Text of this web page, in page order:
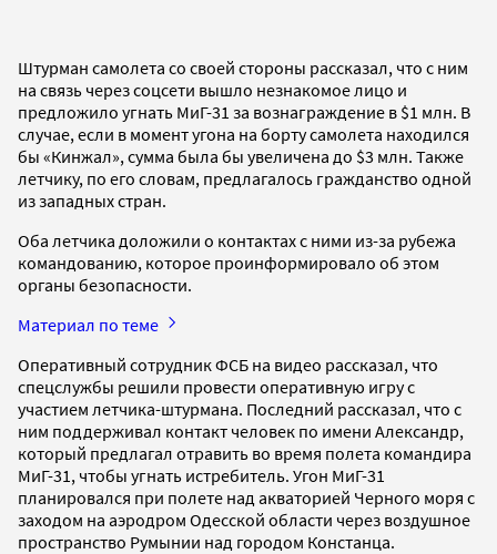
Штурман самолета со своей стороны рассказал, что с ним
на связь через соцсети вышло незнакомое лицо и
предложило угнать МиГ-31 за вознаграждение в $1 млн. В
случае, если в момент угона на борту самолета находился
бы «Кинжал», сумма была бы увеличена до $3 млн. Также
летчику, по его словам, предлагалось гражданство одной
из западных стран.
Оба летчика доложили о контактах с ними из-за рубежа
командованию, которое проинформировало об этом
органы безопасности.
Материал по теме
Оперативный сотрудник ФСБ на видео рассказал, что
спецслужбы решили провести оперативную игру с
участием летчика-штурмана. Последний рассказал, что с
ним поддерживал контакт человек по имени Александр,
который предлагал отравить во время полета командира
МиГ-31, чтобы угнать истребитель. Угон МиГ-31
планировался при полете над акваторией Черного моря с
заходом на аэродром Одесской области через воздушное
пространство Румынии над городом Констанца.